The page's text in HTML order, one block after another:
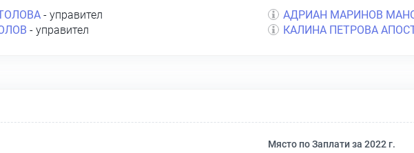
- управител
- управител
АДРИАН МАРИНОВ
КАЛИНА ПЕТРОВА
Място по Заплати за 2022 г.